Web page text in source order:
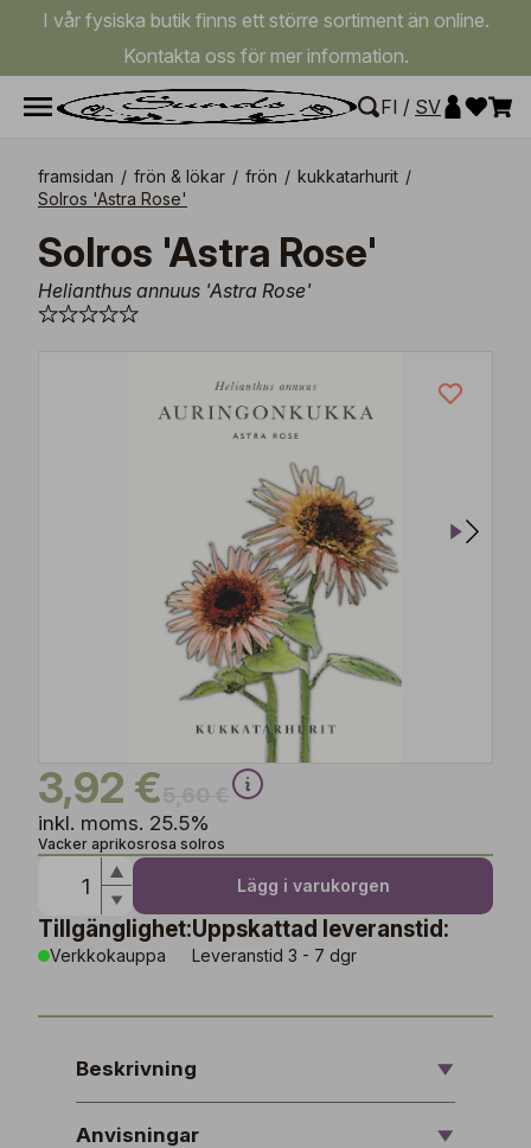
I vår fysiska butik finns ett större sortiment än online.
Kontakta oss för mer information.
FI / SV
framsidan / frön & lökar / frön / kukkatarhurit /
Solros 'Astra Rose'
Solros 'Astra Rose'
Helianthus annuus 'Astra Rose'
3,92 €
inkl. moms. 25.5%
Vacker aprikosrosa solros
Lägg i varukorgen
Tillgänglighet:
Verkkokauppa
Uppskattad leveranstid:
Leveranstid 3 - 7 dgr
Beskrivning
Anvisningar